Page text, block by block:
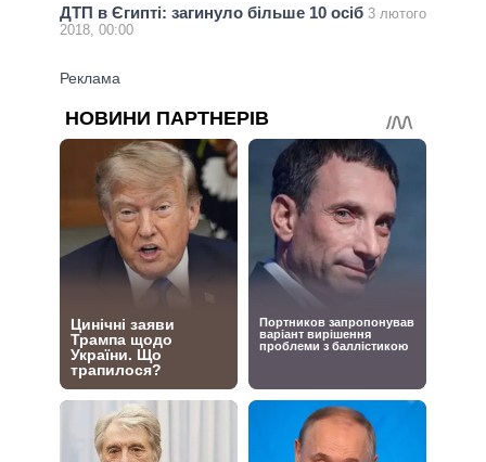
ДТП в Єгипті: загинуло більше 10 осіб 3 лютого
2018, 00:00